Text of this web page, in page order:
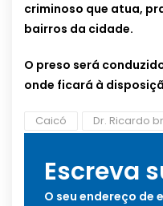
criminoso que atua,
bairros da cidade.
O preso será
onde ficará à
Caicó Dr. Ricardo
Escreva
O seu endereço de